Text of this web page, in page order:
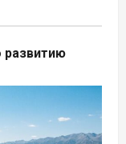
развитию